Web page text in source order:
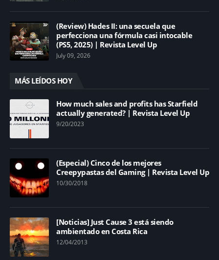
(Review) Hades II: una secuela que
perfecciona una fórmula casi intocable
(PS5, 2025) | Revista Level Up
July 09, 2026
MÁS LEÍDOS HOY
How much sales and profits has Starfield
actually generated? | Revista Level Up
9/20/2023
(Especial) Cinco de los mejores
Creepypastas del Gaming | Revista Level Up
10/30/2018
[Noticias] Just Cause 3 está siendo
ambientado en Costa Rica
12/04/2013